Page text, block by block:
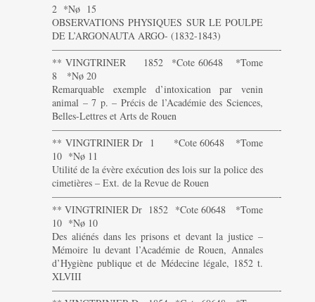
2 *Nø 15
OBSERVATIONS PHYSIQUES SUR LE POULPE
DE L’ARGONAUTA ARGO- (1832-1843)
———————————————————————-
** VINGTRINER 1852 *Cote 60648 *Tome
8 *Nø 20
Remarquable exemple d’intoxication par venin
animal – 7 p. – Précis de l’Académie des Sciences,
Belles-Lettres et Arts de Rouen
———————————————————————-
** VINGTRINIER Dr 1 *Cote 60648 *Tome
10 *Nø 11
Utilité de la évère exécution des lois sur la police des
cimetières – Ext. de la Revue de Rouen
———————————————————————-
** VINGTRINIER Dr 1852 *Cote 60648 *Tome
10 *Nø 10
Des aliénés dans les prisons et devant la justice –
Mémoire lu devant l’Académie de Rouen, Annales
d’Hygiène publique et de Médecine légale, 1852 t.
XLVIII
———————————————————————-